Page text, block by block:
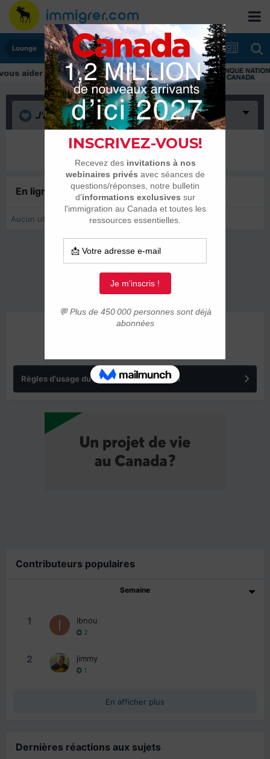
Lounge
J'aime(0)
Il n’y a encore rien ici
En ligne récemment0 membre est en ligne
Aucun utilisateur enregistré regarde cette page.
Règles d'usage du forum IMMIGRER.COM
Contributeurs populaires
Semaine
1 ibnou
2
2 jimmy
1
En afficher plus
Dernières réactions aux sujets